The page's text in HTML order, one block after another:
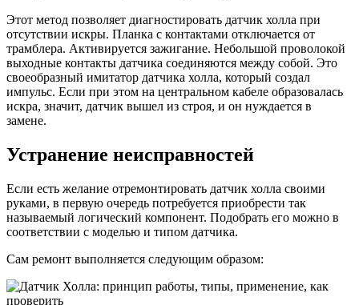
Этот метод позволяет диагностировать датчик холла при
отсутствии искры. Планка с контактами отключается от
трамблера. Активируется зажигание. Небольшой проволокой
выходные контакты датчика соединяются между собой. Это
своеобразный имитатор датчика холла, который создал
импульс. Если при этом на центральном кабеле образовалась
искра, значит, датчик вышел из строя, и он нуждается в
замене.
Устранение неисправностей
Если есть желание отремонтировать датчик холла своими
руками, в первую очередь потребуется приобрести так
называемый логический компонент. Подобрать его можно в
соответствии с моделью и типом датчика.
Сам ремонт выполняется следующим образом: